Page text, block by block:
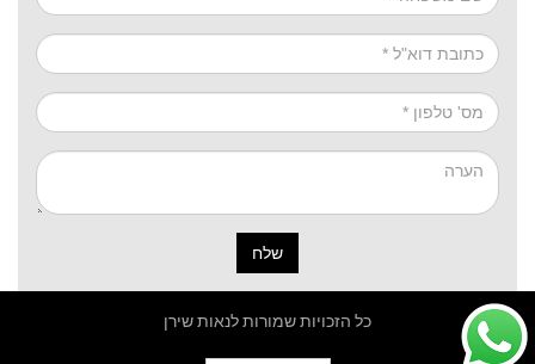
שלח
כל הזכויות שמורות לנאות שירן